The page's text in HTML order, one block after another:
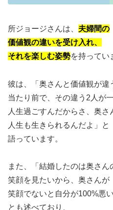
所ジョージさんは、 夫婦間の
価値観の違いを受け入れ、
それを楽しむ姿勢を持ってい
彼は、「奥さんと価値観が違
当たり前で、その違う2人が
人生過ごすんだからさ、奥さ
人生も生きられるんだよ」と
語っています。
また、「結婚したのは奥さん
笑顔を見たいから、奥さんが
笑顔でないと自分が100%悪い
とも述べており、